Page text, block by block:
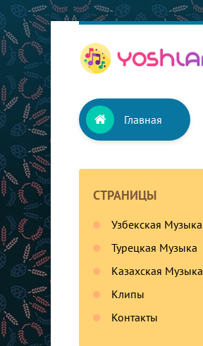
Главная
СТРАНИЦЫ
Узбекская Музыка
Турецкая Музыка
Казахская Музыка
Клипы
Контакты